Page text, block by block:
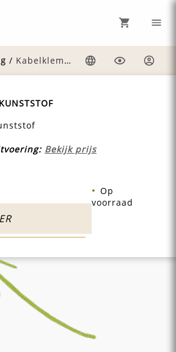
/ Kabelklemmen-kunststof
Bekijk prijs
Op
voorraad